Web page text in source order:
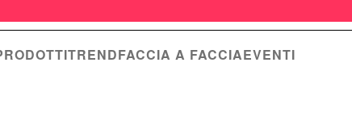
TRENDFACCIA A FACCIAEVENTI